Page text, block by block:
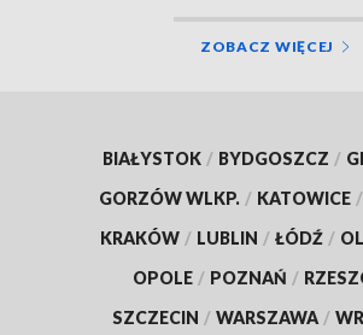
ZOBACZ WIĘCEJ
BIAŁYSTOK / BYDGOSZCZ /
GORZÓW WLKP. / KATOWICE /
KRAKÓW / LUBLIN / ŁÓDŹ /
OPOLE / POZNAŃ /
SZCZECIN / WARSZAWA /